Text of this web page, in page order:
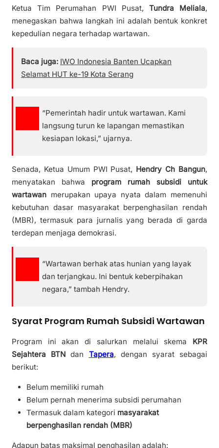
Ketua Tim Perumahan PWI Pusat, Tundra Meliala,
menegaskan bahwa langkah ini adalah bentuk konkret
kepedulian negara terhadap wartawan.
Baca juga: IWO Indonesia Banten Ucapkan
Selamat HUT ke-19 Kota Serang
“Pemerintah hadir untuk wartawan. Kami
langsung turun ke lapangan memastikan
kesiapan lokasi,” ujarnya.
Senada, Ketua Umum PWI Pusat, Hendry Ch Bangun,
menyatakan bahwa program rumah subsidi untuk
wartawan merupakan upaya nyata dalam memenuhi
kebutuhan dasar masyarakat berpenghasilan rendah
(MBR), termasuk para jurnalis yang berada di garda
terdepan menjaga demokrasi.
“Wartawan berhak atas hunian yang layak
dan terjangkau. Ini bentuk keberpihakan
negara,” tambah Hendry.
Syarat Program Rumah Subsidi Wartawan
Program ini akan di salurkan melalui skema KPR
Sejahtera BTN dan Tapera, dengan syarat sebagai
berikut:
Belum memiliki rumah
Belum pernah menerima subsidi perumahan
Termasuk dalam kategori masyarakat
berpenghasilan rendah (MBR)
Adapun batas maksimal penghasilan adalah: